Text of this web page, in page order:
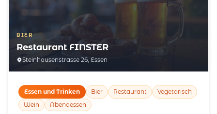
BIER
Restaurant FINSTER
Steinhausenstrasse 26, Essen
Essen und Trinken Bier Restaurant
Vegetarisch
Wein
Abendessen